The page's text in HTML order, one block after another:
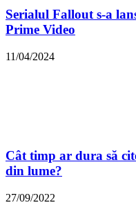
Serialul Fallout s-a
Prime Video
11/04/2024
Cât timp ar dura să
din lume?
27/09/2022